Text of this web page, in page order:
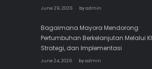
June 29, 2026 byadmin
Bagaimana Mayora Mendorong
Pertumbuhan Berkelanjutan Melalui
Strategi, dan Implementasi
June 24, 2026 byadmin